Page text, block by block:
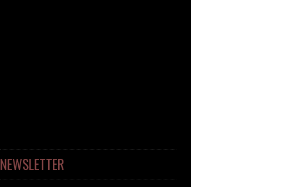
NEWSLETTER